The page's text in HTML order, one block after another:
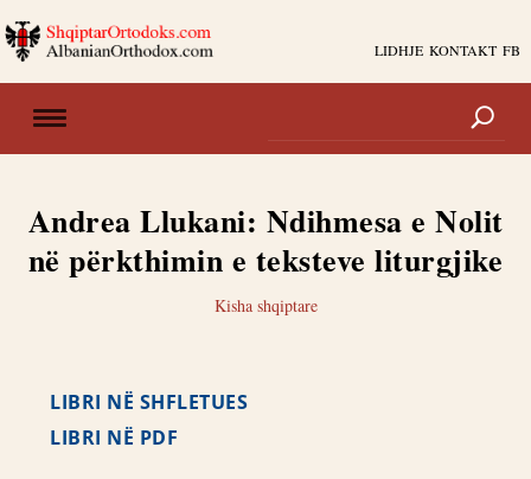
LIDHJE KONTAKT FB
Andrea Llukani: Ndihmesa e Nolit
në përkthimin e teksteve liturgjike
Kisha shqiptare
LIBRI NË SHFLETUES
LIBRI NË PDF